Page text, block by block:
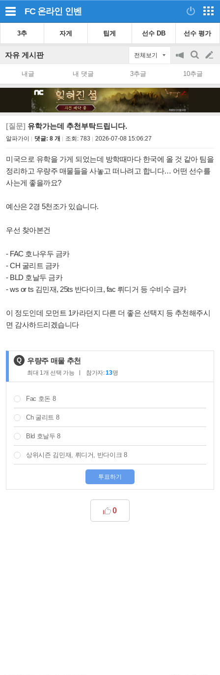
FC 온라인 인벤
3추 자게 팁게 선수 DB 선수 평가
자유 게시판 전체보기
공
지
on/off
검
색
글
쓰
내글 내 댓글 3추글 10추글
[질문] 유학가는데 추천부탁드립니다.
알파가이 댓글: 8 개 조회: 783 2026-07-08 15:06:27
미국으로 유학을 가게 되었는데 방학때마다 한국에 올 것 같아 팀을
정리하고 우량주 매물들을 사놓고 떠나려고 합니다… 어떤 선수를
사는게 좋을까요?
예산은 2경 5천조가 있습니다.
우선 찾아본건
- FAC 호나우두 금카
- CH 굴리트 금카
- BLD 호날두 금카
- ws or ts 김민재, 25ts 반다이크, fac 뤼디거 등 수비수 금카
이 정도인데 모먼트 1카라던지 다른 더 좋은 선택지 등 추천해주시
면 감사하드리겠습니다
Q
제
목
:
우량주 매물 추천
최대 1개 선택 가능 참가자:13명
Fac 호돈 8
Ch 굴리트 8
Bld 호날두 8
상위시즌 김민재, 뤼디거, 반다이크 8
투표하기
0